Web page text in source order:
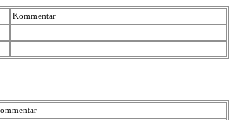
Kommentar